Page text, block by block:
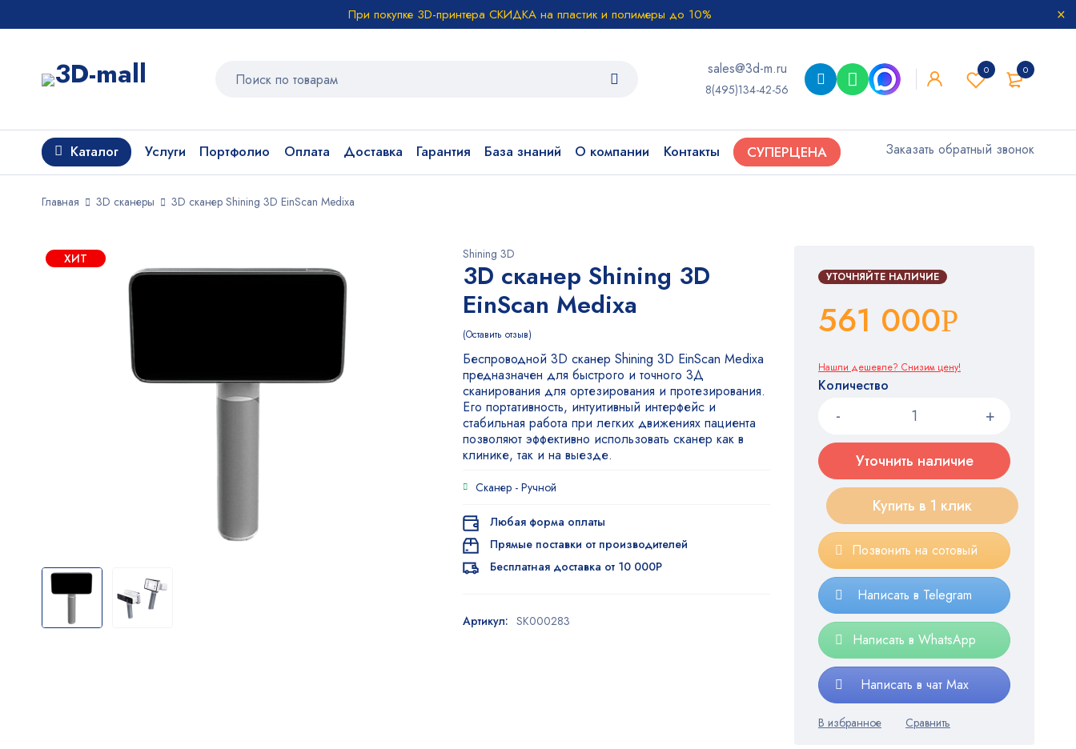
При покупке 3D-принтера СКИДКА на пластик и полимеры до 10%
0
0
sales@3d-m.ru
8(495)134-42-56
Каталог Услуги Портфолио Оплата Доставка Гарантия База знаний О компании Контакты СУПЕРЦЕНА Заказать обратный звонок
Главная 3D сканеры 3D сканер Shining 3D EinScan Medixa
ХИТ Shining 3D
3D сканер Shining 3D
EinScan Medixa
Оставить отзыв
Беспроводной 3D сканер Shining 3D EinScan Medixa
предназначен для быстрого и точного 3Д
сканирования для ортезирования и протезирования.
Его портативность, интуитивный интерфейс и
стабильная работа при легких движениях пациента
позволяют эффективно использовать сканер как в
клинике, так и на выезде.
Сканер - Ручной
УТОЧНЯЙТЕ НАЛИЧИЕ
561 000Р
Нашли дешевле? Снизим цену!
Количество
Уточнить наличие
Купить в 1 клик
Позвонить на сотовый
Написать в Telegram
Написать в WhatsApp
Написать в чат Max
Любая форма оплаты
Прямые поставки от производителей
Бесплатная доставка от 10 000Р
Артикул: SK000283